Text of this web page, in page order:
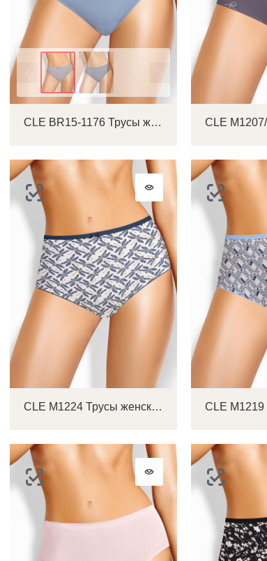
CLE BR15-1176 Трусы женские бразилиана
CLE M1224 Трусы женские макси